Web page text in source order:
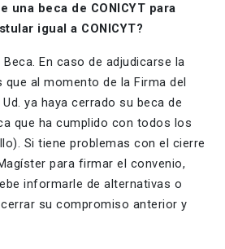
una beca de CONICYT para
igual a CONICYT?
En caso de adjudicarse la
al momento de la Firma del
ya haya cerrado su beca de
que ha cumplido con todos los
Si tiene problemas con el cierre
para firmar el convenio,
informarle de alternativas o
su compromiso anterior y